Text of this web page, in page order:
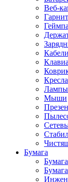
Веб-
Мыши
Бумага